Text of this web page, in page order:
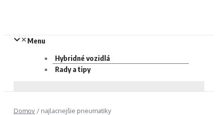
Menu
Hybridné vozidlá
Rady a tipy
Domov / najlacnejšie pneumatiky